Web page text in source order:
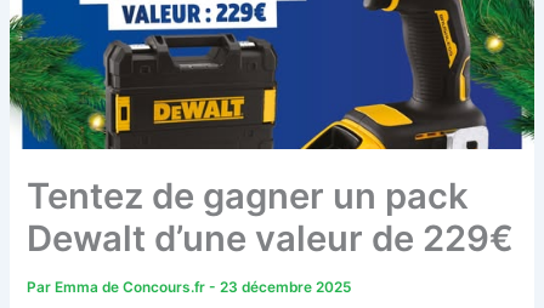
Tentez de gagner un pack
Dewalt d’une valeur de 229€
Par Emma de Concours.fr-23 décembre 2025